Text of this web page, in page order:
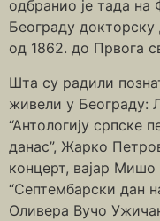
одбранио је тада
Београду
од 1862. до Првога
Шта су радили
живели у Београду:
“Антологију српске
данас”, Жарко
концерт, вајар
“Септембарски дан
Оливера Вучо